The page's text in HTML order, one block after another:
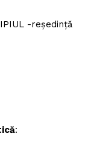
-reședință
: